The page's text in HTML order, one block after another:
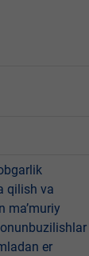
qilish va
ma’muriy
er